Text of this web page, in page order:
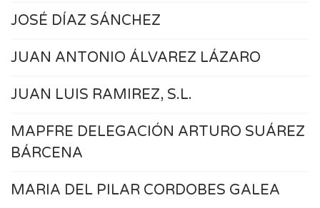
JOSÉ DÍAZ SÁNCHEZ
JUAN ANTONIO ÁLVAREZ LÁZARO
JUAN LUIS RAMIREZ, S.L.
MAPFRE DELEGACIÓN ARTURO SUÁREZ
BÁRCENA
MARIA DEL PILAR CORDOBES GALEA